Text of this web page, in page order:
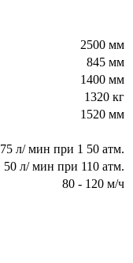
2500 мм
845 мм
1400 мм
1320 кг
1520 мм
75 л/ мин при 1 50 атм.
50 л/ мин при 110 атм.
80 - 120 м/ч